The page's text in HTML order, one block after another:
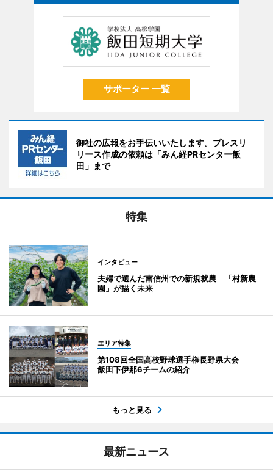
サポーター 一覧
御社の広報をお手伝いいたします。プレスリ
リース作成の依頼は「みん経PRセンター飯
田」まで
特集
インタビュー
夫婦で選んだ南信州での新規就農 「村新農
園」が描く未来
エリア特集
第108回全国高校野球選手権長野県大会
飯田下伊那6チームの紹介
もっと見る
最新ニュース